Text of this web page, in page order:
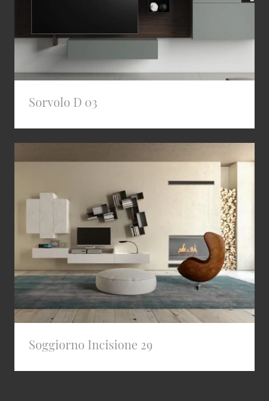
Sorvolo D 03
Soggiorno Incisione 29